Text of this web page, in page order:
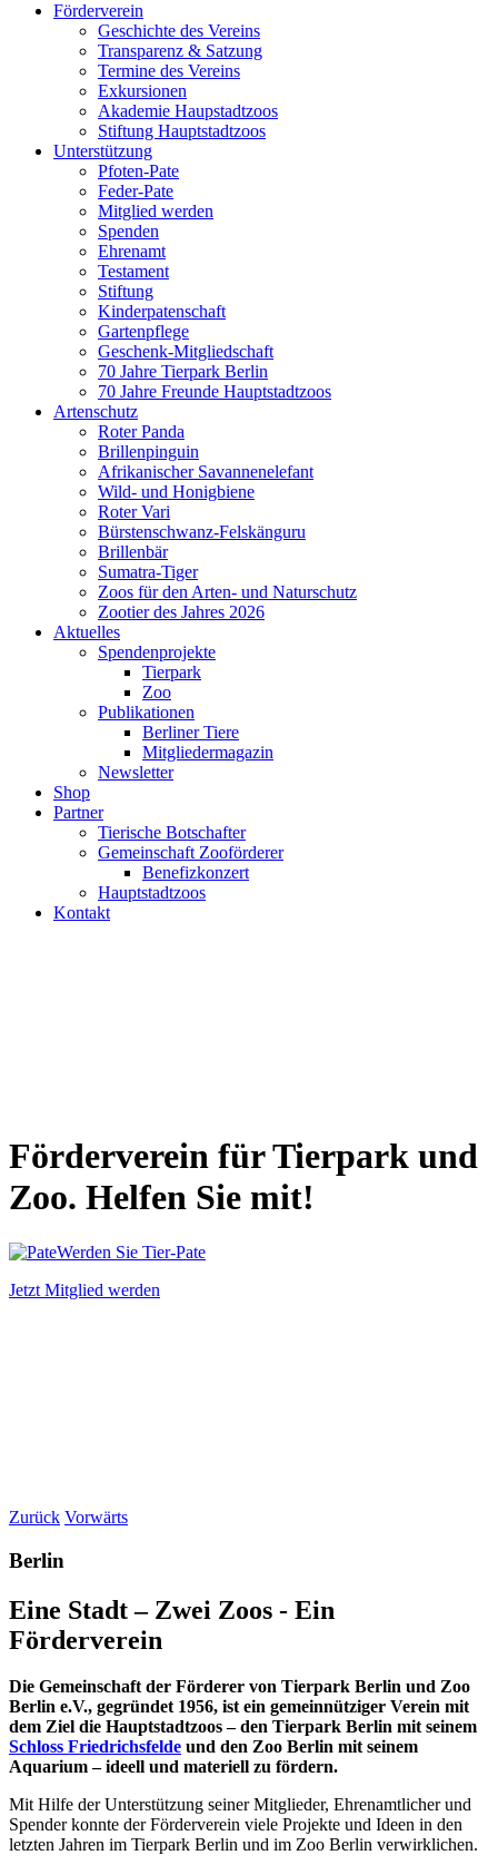
Förderverein
Geschichte des Vereins
Transparenz & Satzung
Termine des Vereins
Exkursionen
Akademie Haupstadtzoos
Stiftung Hauptstadtzoos
Unterstützung
Pfoten-Pate
Feder-Pate
Mitglied werden
Spenden
Ehrenamt
Testament
Stiftung
Kinderpatenschaft
Gartenpflege
Geschenk-Mitgliedschaft
70 Jahre Tierpark Berlin
70 Jahre Freunde Hauptstadtzoos
Artenschutz
Roter Panda
Brillenpinguin
Afrikanischer Savannenelefant
Wild- und Honigbiene
Roter Vari
Bürstenschwanz-Felskänguru
Brillenbär
Sumatra-Tiger
Zoos für den Arten- und Naturschutz
Zootier des Jahres 2026
Aktuelles
Spendenprojekte
Tierpark
Zoo
Publikationen
Berliner Tiere
Mitgliedermagazin
Newsletter
Shop
Partner
Tierische Botschafter
Gemeinschaft Zooförderer
Benefizkonzert
Hauptstadtzoos
Kontakt
Förderverein fürTierpark und
Zoo. Helfen Sie mit!
Werden Sie Tier-Pate
Jetzt Mitglied werden
Zurück Vorwärts
Berlin
Eine Stadt – Zwei Zoos - Ein
Förderverein
Die Gemeinschaft der Förderer von Tierpark Berlin und Zoo
Berlin e.V., gegründet 1956, ist ein gemeinnütziger Verein mit
dem Ziel die Hauptstadtzoos – den Tierpark Berlin mit seinem
Schloss Friedrichsfelde und den Zoo Berlin mit seinem
Aquarium – ideell und materiell zu fördern.
Mit Hilfe der Unterstützung seiner Mitglieder, Ehrenamtlicher und
Spender konnte der Förderverein viele Projekte und Ideen in den
letzten Jahren im Tierpark Berlin und im Zoo Berlin verwirklichen.